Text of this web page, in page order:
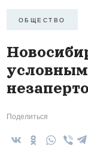
ОБЩЕСТВО
условным
Поделиться